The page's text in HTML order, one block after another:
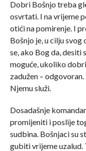
Dobri Bošnjo treba
osvrtati. I na vrijeme
otići na pomirenje. I
Bošnjo je, u cilju svog
se, ako Bog da, desiti
moguće, ukoliko
zadužen –
Njemu služi.
Dosadašnje
promijeniti i poslije
sudbina. Bošnjaci su
gubiti vrijeme uzalud.